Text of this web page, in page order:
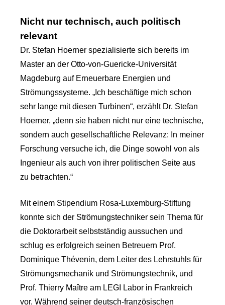
Nicht nur technisch, auch politisch
relevant
Dr. Stefan Hoerner spezialisierte sich bereits im
Master an der Otto-von-Guericke-Universität
Magdeburg auf Erneuerbare Energien und
Strömungssysteme. „Ich beschäftige mich schon
sehr lange mit diesen Turbinen“, erzählt Dr. Stefan
Hoerner, „denn sie haben nicht nur eine technische,
sondern auch gesellschaftliche Relevanz: In meiner
Forschung versuche ich, die Dinge sowohl von als
Ingenieur als auch von ihrer politischen Seite aus
zu betrachten.“
Mit einem Stipendium Rosa-Luxemburg-Stiftung
konnte sich der Strömungstechniker sein Thema für
die Doktorarbeit selbstständig aussuchen und
schlug es erfolgreich seinen Betreuern Prof.
Dominique Thévenin, dem Leiter des Lehrstuhls für
Strömungsmechanik und Strömungstechnik, und
Prof. Thierry Maître am LEGI Labor in Frankreich
vor. Während seiner deutsch-französischen